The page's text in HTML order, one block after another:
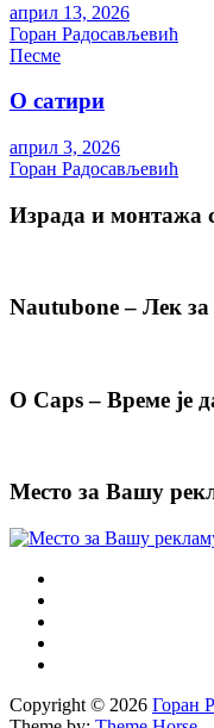
април 13, 2026
Горан Радосављевић
Песме
О сатири
април 3, 2026
Горан Радосављевић
Израда и монтажа
Nautubone – Лек за
O Caps – Време је
Место за Вашу
Copyright © 2026 Горан